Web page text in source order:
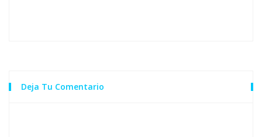
Deja Tu Comentario